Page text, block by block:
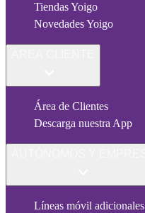
Tiendas Yoigo
Novedades Yoigo
Área de Clientes
Descarga nuestra App
Líneas móvil adicionales